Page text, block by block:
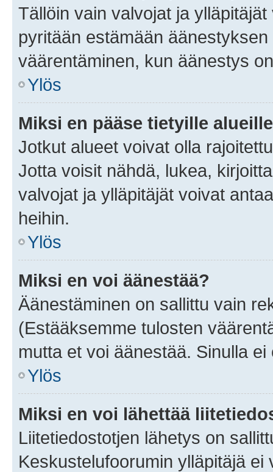
Tällöin vain valvojat ja
pyritään estämään
väärentäminen, kun äänestys
Ylös
Miksi en pääse tietyille
Jotkut alueet voivat olla
Jotta voisit nähdä, lukea,
valvojat ja ylläpitäjät voivat
heihin.
Ylös
Miksi en voi äänestää?
Äänestäminen on sallittu vain
(Estääksemme tulosten
mutta et voi äänestää. Sinulla
Ylös
Miksi en voi lähettää
Liitetiedostotjen lähetys on
Keskustelufoorumin ylläpitäjä